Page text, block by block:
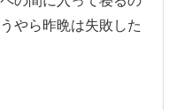
やら昨晩は失敗した